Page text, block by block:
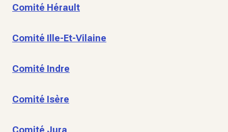
Comité Hérault
Comité Ille-Et-Vilaine
Comité Indre
Comité Isère
Comité Jura